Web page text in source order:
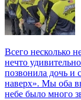
Всего несколько
нечто
позвонила дочь и
наверх». Мы оба
небе было много